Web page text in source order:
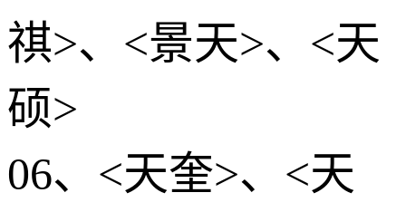
祺>、<景天>、<天
硕>
06、<天奎>、<天